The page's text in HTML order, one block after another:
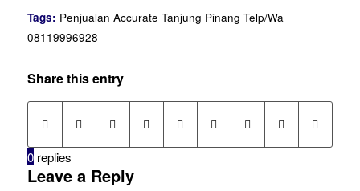
Tags: Penjualan Accurate Tanjung Pinang Telp/Wa
08119996928
Share this entry
0 replies
Leave a Reply